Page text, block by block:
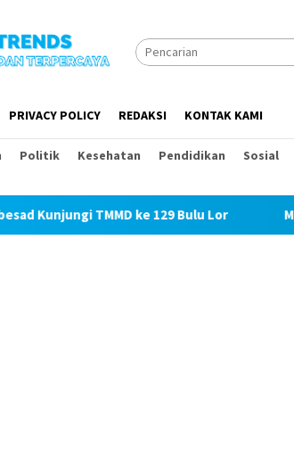
PRIVACY POLICY REDAKSI KONTAK KAMI
Politik Kesehatan Pendidikan Sosial
ke 129 Bulu Lor Miris! Propam